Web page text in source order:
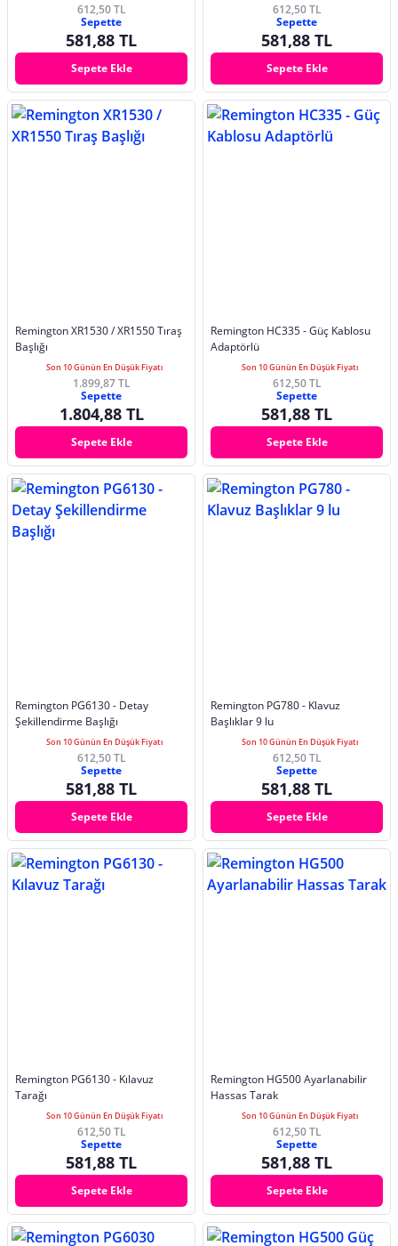
612,50 TL
Sepette
581,88 TL
Sepete Ekle
612,50 TL
Sepette
581,88 TL
Sepete Ekle
Remington XR1530 / XR1550 Tıraş
Başlığı
Son 10 Günün En Düşük Fiyatı
1.899,87 TL
Sepette
1.804,88 TL
Sepete Ekle
Remington HC335 - Güç Kablosu
Adaptörlü
Son 10 Günün En Düşük Fiyatı
612,50 TL
Sepette
581,88 TL
Sepete Ekle
Remington PG6130 - Detay
Şekillendirme Başlığı
Son 10 Günün En Düşük Fiyatı
612,50 TL
Sepette
581,88 TL
Sepete Ekle
Remington PG780 - Klavuz
Başlıklar 9 lu
Son 10 Günün En Düşük Fiyatı
612,50 TL
Sepette
581,88 TL
Sepete Ekle
Remington PG6130 - Kılavuz
Tarağı
Son 10 Günün En Düşük Fiyatı
612,50 TL
Sepette
581,88 TL
Sepete Ekle
Remington HG500 Ayarlanabilir
Hassas Tarak
Son 10 Günün En Düşük Fiyatı
612,50 TL
Sepette
581,88 TL
Sepete Ekle